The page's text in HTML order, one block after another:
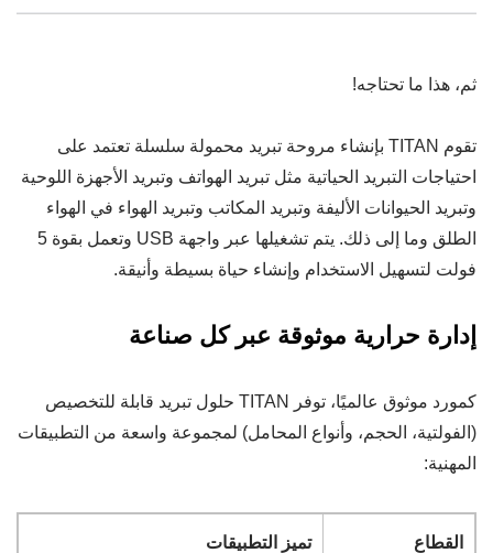
ثم، هذا ما تحتاجه!
تقوم TITAN بإنشاء مروحة تبريد محمولة سلسلة تعتمد على
احتياجات التبريد الحياتية مثل تبريد الهواتف وتبريد الأجهزة اللوحية
وتبريد الحيوانات الأليفة وتبريد المكاتب وتبريد الهواء في الهواء
الطلق وما إلى ذلك. يتم تشغيلها عبر واجهة USB وتعمل بقوة 5
فولت لتسهيل الاستخدام وإنشاء حياة بسيطة وأنيقة.
إدارة حرارية موثوقة عبر كل صناعة
كمورد موثوق عالميًا، توفر TITAN حلول تبريد قابلة للتخصيص
(الفولتية، الحجم، وأنواع المحامل) لمجموعة واسعة من التطبيقات
المهنية:
القطاع تميز التطبيقات